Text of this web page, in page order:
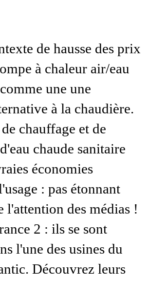
de hausse des prix
à chaleur air/eau
une une
à la chaudière.
chauffage et de
chaude sanitaire
économies
: pas étonnant
l'attention des médias !
2 : ils se sont
l'une des usines du
Découvrez leurs